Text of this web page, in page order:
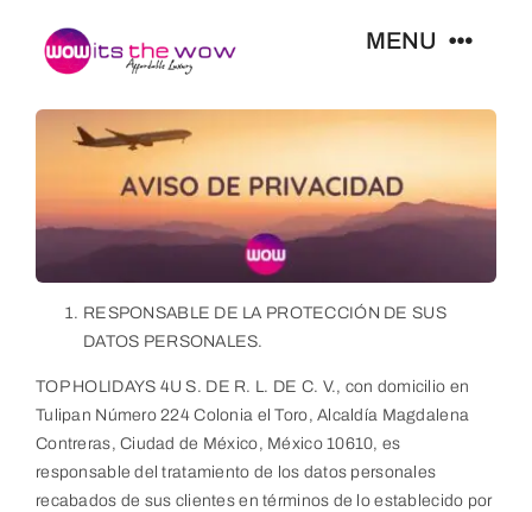
content
MENU
Resorts
Tours
Contacto
RESPONSABLE DE LA PROTECCIÓN DE SUS
DATOS PERSONALES.
TOP HOLIDAYS 4U S. DE R. L. DE C. V., con domicilio en
Tulipan Número 224 Colonia el Toro, Alcaldía Magdalena
Contreras, Ciudad de México, México 10610, es
responsable del tratamiento de los datos personales
recabados de sus clientes en términos de lo establecido por